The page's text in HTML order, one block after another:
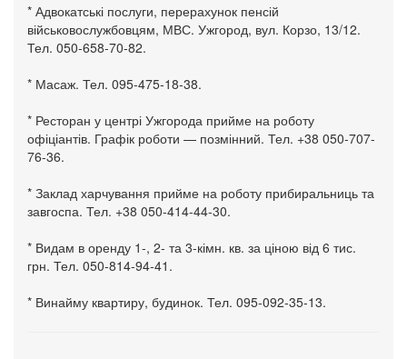
* Адвокатські послуги, перерахунок пенсій
військовослужбовцям, МВС. Ужгород, вул. Корзо, 13/12.
Тел. 050-658-70-82.
* Масаж. Тел. 095-475-18-38.
* Ресторан у центрі Ужгорода прийме на роботу
офіціантів. Графік роботи — позмінний. Тел. +38 050-707-
76-36.
* Заклад харчування прийме на роботу прибиральниць та
завгоспа. Тел. +38 050-414-44-30.
* Видам в оренду 1-, 2- та 3-кімн. кв. за ціною від 6 тис.
грн. Тел. 050-814-94-41.
* Винайму квартиру, будинок. Тел. 095-092-35-13.